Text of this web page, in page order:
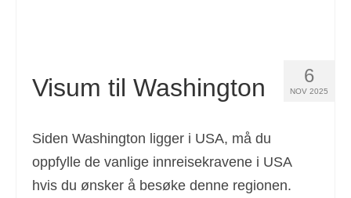
6
NOV 2025
Visum til Washington
Siden Washington ligger i USA, må du
oppfylle de vanlige innreisekravene i USA
hvis du ønsker å besøke denne regionen.